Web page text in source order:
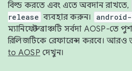
বিল্ড করতে এবং এতে অবদান রাখতে,
release ব্যবহার করুন।
ম্যানিফেস্ট ব্রাঞ্চটি সর্বদা AOSP-তে
রিলিজটিকে রেফারেন্স করবে। আরও
to AOSP দেখুন।